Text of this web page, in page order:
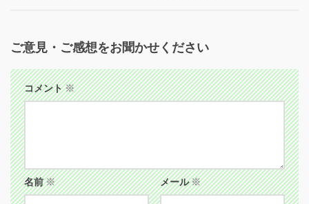
ご意見・ご感想をお聞かせください
コメント※
名前※ メール※